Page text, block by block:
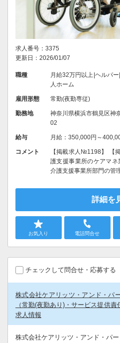
求人番号：3375
更新日：2026/01/07
職種
月給32万円以上|ヘルパ
人ホーム
雇用形態 常勤(夜勤専従)
勤務地
神奈川県横浜市鶴見区神
02
給与 月給：350,000円～
コメント
【掲載求人№1198】 【
護支援事業所のケアマ
介護支援事業所部門の管
詳細を
お気入り 電話問合せ
チェックして問合せ・応募する
株式会社ケアリッツ・アンド・
（常勤(夜勤あり)・サービス提供
求人情報
株式会社ケアリッツ・アンド・パ